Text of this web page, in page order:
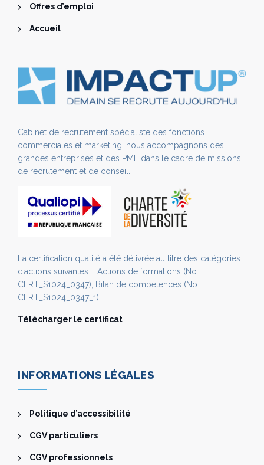
Offres d’emploi
Accueil
Cabinet de recrutement spécialiste des fonctions
commerciales et marketing, nous accompagnons des
grandes entreprises et des PME dans le cadre de missions
de recrutement et de conseil.
La certification qualité a été délivrée au titre des catégories
d’actions suivantes : Actions de formations (No.
CERT_S1024_0347), Bilan de compétences (No.
CERT_S1024_0347_1)
Télécharger le certificat
INFORMATIONS LÉGALES
Politique d’accessibilité
CGV particuliers
CGV professionnels